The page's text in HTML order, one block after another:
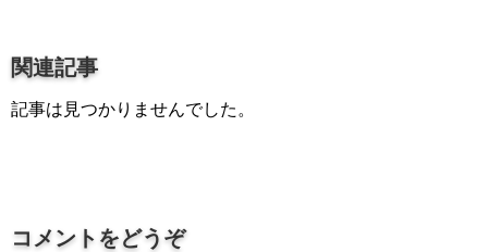
関連記事
記事は見つかりませんでした。
コメントをどうぞ
音楽家を目指す人の為のコラム
ギターのサブスクを比較